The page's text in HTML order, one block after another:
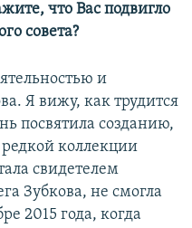
что Вас подвигло
совета?
и
Я вижу, как трудится
посвятила созданию,
коллекции
свидетелем
Зубкова, не смогла
2015 года, когда